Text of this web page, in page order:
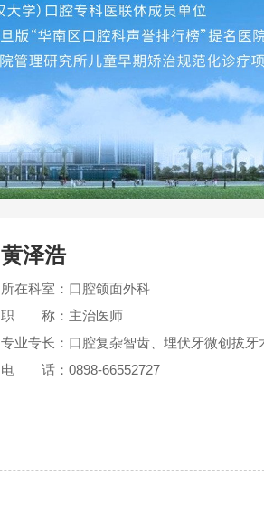
黄泽浩
所在科室：口腔颌面外科
职 称：主治医师
专业专长：口腔复杂智齿、埋伏牙微创拔
电 话：0898-66552727